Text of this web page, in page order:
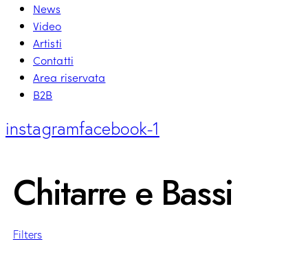
News
Video
Artisti
Contatti
Area riservata
B2B
instagramfacebook-1
Chitarre e Bassi
Filters